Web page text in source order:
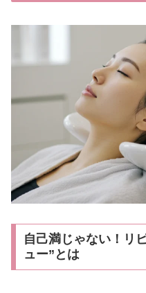
自己満じゃない！リ
ュー”とは